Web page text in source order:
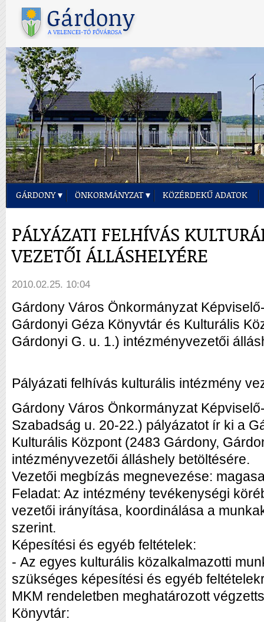
GÁRDONY ÖNKORMÁNYZAT KÖZÉRDEKŰ ADATOK
PÁLYÁZATI FELHÍVÁS
VEZETŐI ÁLLÁSHELYÉRE
2010.02.25. 10:04
Gárdony Város Önkormányzat
Gárdonyi Géza Könyvtár és Kulturális
Gárdonyi G. u. 1.) intézményvezetői
Pályázati felhívás kulturális intézmény
Gárdony Város Önkormányzat
Szabadság u. 20-22.) pályázatot ír ki a
Kulturális Központ (2483 Gárdony,
intézményvezetői álláshely betöltésére.
Vezetői megbízás megnevezése:
Feladat: Az intézmény tevékenységi
vezetői irányítása, koordinálása a
szerint.
Képesítési és egyéb feltételek:
- Az egyes kulturális közalkalmazotti
szükséges képesítési és egyéb
MKM rendeletben meghatározott
Könyvtár: